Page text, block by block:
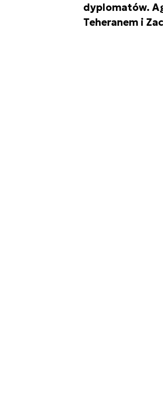
dyplomatów.
Teheranem i